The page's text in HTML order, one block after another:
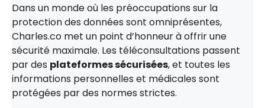
Dans un monde où les préoccupations sur la
protection des données sont omniprésentes,
Charles.co met un point d’honneur à offrir une
sécurité maximale. Les téléconsultations passent
par des plateformes sécurisées, et toutes les
informations personnelles et médicales sont
protégées par des normes strictes.